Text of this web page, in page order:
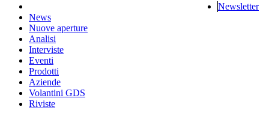
Newsletter
News
Nuove aperture
Analisi
Interviste
Eventi
Prodotti
Aziende
Volantini GDS
Riviste